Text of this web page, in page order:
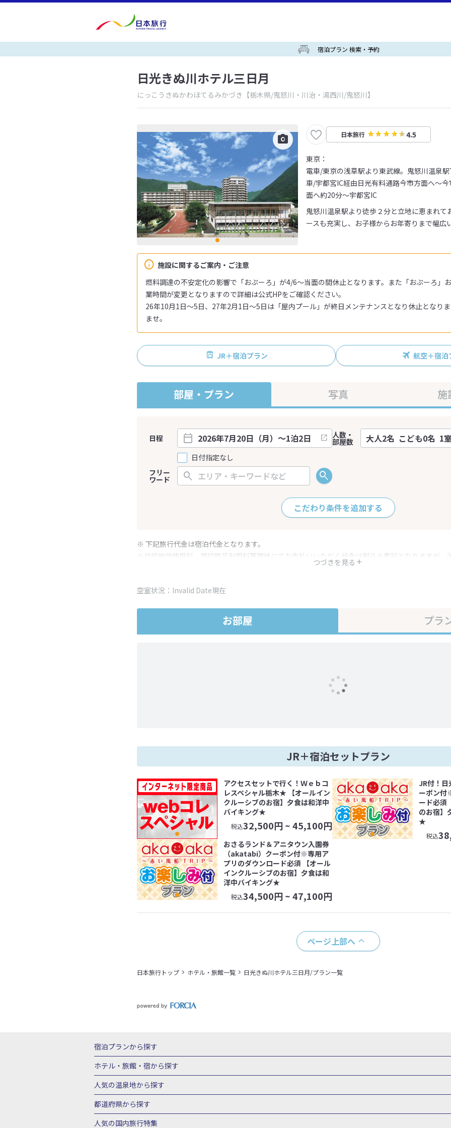
宿泊プラン 検索・予約
日光きぬ川ホテル三日月
にっこうきぬかわほてるみかづき 【栃木県/鬼怒川・川治・湯西川/鬼怒川】
日本旅行 4.5
東京：
電車/東京の浅草駅より東武線。鬼怒川温泉
車/宇都宮IC経由日光有料通路今市方面へ～
面へ約20分～宇都宮IC
施設に関するご案内・ご注意
燃料調達の不安定化の影響で「おぷーろ」が4/6～当面の間休止となります。また「おぷーろ」
業時間が変更となりますので詳細は公式HPをご確認ください。
26年10月1日～5日、27年2月1日～5日は「屋内プール」が終日メンテナンスとなり休止となり
ませ。
鬼怒川温泉駅より徒歩２分と立地に恵まれて
ースも充実し、お子様からお年寄りまで幅広
JR＋宿泊プラン 航空＋宿泊
部屋・プラン 写真 施
日程
日付指定なし
人数・
部屋数
フリー
ワード
こだわり条件を追加する
つづきを見る
※ 下記旅行代金は宿泊代金となります。
※幼児施設使用料、貸切風呂利用料等現地にてお支払いいただく代金は税込み表記となりますが、
空室状況：Invalid Date現在
お部屋 プラ
JR＋宿泊セットプラン
アクセスセットで行く！Ｗｅｂコ
レスペシャル栃木★ 【オールイン
クルーシブのお宿】夕食は和洋中
バイキング★
税込32,500円 ~45,100円
JR付！
ーポン付
ード必須
のお宿】
★
税込
おさるランド＆アニタウン入園券
（akatabi）クーポン付※専用ア
プリのダウンロード必須 【オール
インクルーシブのお宿】夕食は和
洋中バイキング★
税込34,500円 ~47,100円
ページ上部へ
日本旅行トップ ホテル・旅館一覧 日光きぬ川ホテル三日月/プラン一覧
宿泊プランから探す
北海道
東北 青森県
栃木県
群馬県 北陸 富山県 石川県 福井県 甲信越 山梨県 新潟県 長野県 東海 静岡県
三重県
近畿 滋賀県 京都府 大阪府 兵庫県 奈良県 和歌山県 四国 徳島県 高知県 香川県
岡山県
広島県
ホテル・旅館・宿から探す
北海道ホテル・旅館
山形県ホテル・旅館
福島県ホテル・旅館 東京都ホテル・旅館 神奈川県ホテル・旅館
埼玉県ホ
千葉県ホテル・旅館
茨城県ホテル・旅館 栃木県ホテル・旅館 群馬県ホテル・旅館
富山県ホテ
石川県ホテル・旅館
人気の温泉地から探す
北海道
湯の川温泉(北海道)
川湯温泉(北海道)
層雲峡温泉(北海道) 知床温泉(北海道) 東北 花巻温泉(岩手) 蔵王温泉(山形)
かみ
都道府県から探す
北海道旅行・ツアー
人気の国内旅行特集